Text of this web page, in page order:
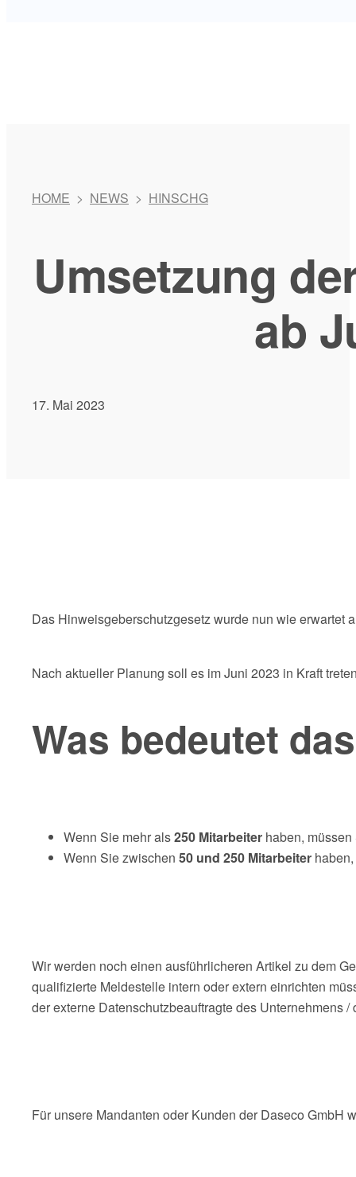
HOME > NEWS > HINSCHG
Umsetzung
ab
17. Mai 2023
Das Hinweisgeberschutzgesetz wurde nun wie erwartet
Nach aktueller Planung soll es im Juni 2023 in Kraft
Was bedeutet
Wenn Sie mehr als250 Mitarbeiter haben,
Wenn Sie zwischen 50 und 250 Mitarbeiter
Wir werden noch einen ausführlicheren Artikel zu dem
qualifizierte Meldestelle intern oder extern einrichten
der externe Datenschutzbeauftragte des Unternehmens
Für unsere Mandanten oder Kunden der Daseco GmbH